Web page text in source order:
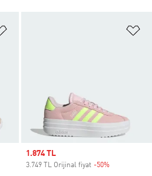
Sale price
1.874 TL
3.749 TL Orijinal fiyat -50%